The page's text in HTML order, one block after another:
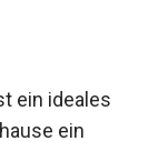
ein ideales
ein